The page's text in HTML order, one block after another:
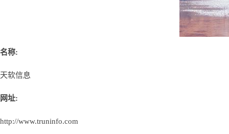
名称:
天软信息
网址:
http://www.truninfo.com